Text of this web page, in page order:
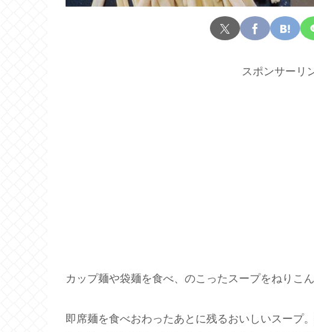
スポンサーリ
カップ麺や袋麺を食べ、のこったスープをねりこ
即席麺を食べおわったあとに残るおいしいスープ